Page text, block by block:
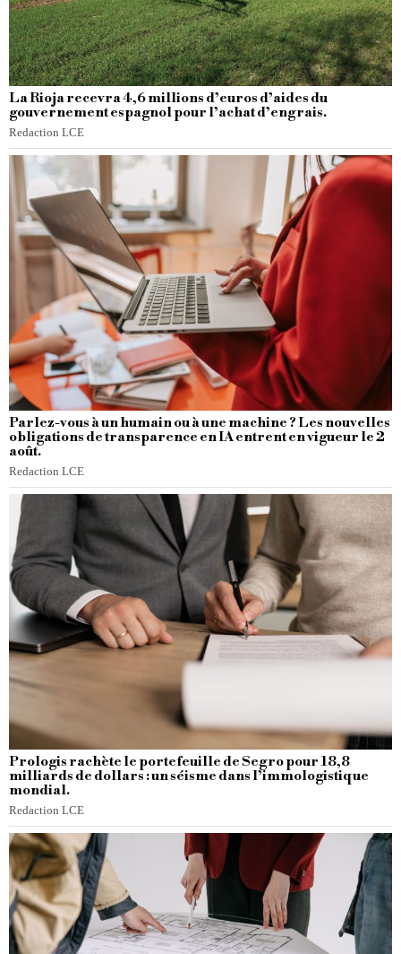
La Rioja recevra 4,6 millions d’euros d’aides du
gouvernement espagnol pour l’achat d’engrais.
Redaction LCE
Parlez-vous à un humain ou à une machine ? Les nouvelles
obligations de transparence en IA entrent en vigueur le 2
août.
Redaction LCE
Prologis rachète le portefeuille de Segro pour 18,8
milliards de dollars : un séisme dans l’immologistique
mondial.
Redaction LCE